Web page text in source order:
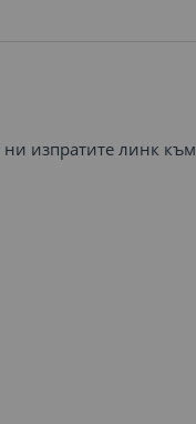
изпратите линк към